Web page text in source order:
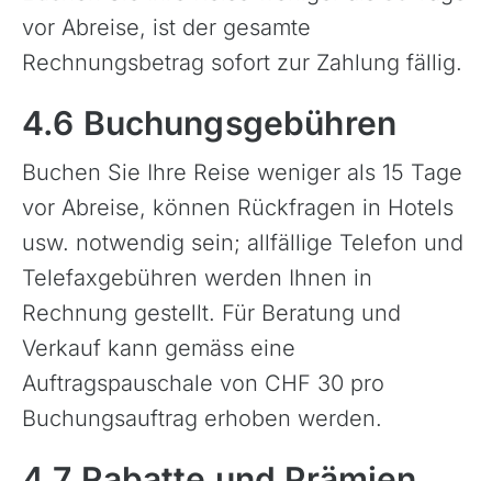
vor Abreise, ist der gesamte
Rechnungsbetrag sofort zur Zahlung fällig.
4.6 Buchungsgebühren
Buchen Sie Ihre Reise weniger als 15 Tage
vor Abreise, können Rückfragen in Hotels
usw. notwendig sein; allfällige Telefon und
Telefaxgebühren werden Ihnen in
Rechnung gestellt. Für Beratung und
Verkauf kann gemäss eine
Auftragspauschale von CHF 30 pro
Buchungsauftrag erhoben werden.